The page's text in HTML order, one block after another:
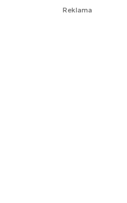
Reklama